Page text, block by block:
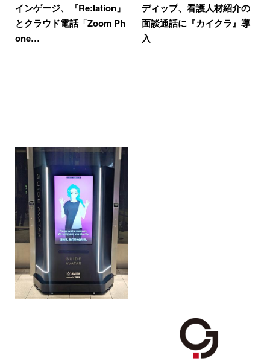
インゲージ、『Re:lation』
とクラウド電話「Zoom Ph
one…
ディップ、看護人材紹介の
面談通話に『カイクラ』導
入